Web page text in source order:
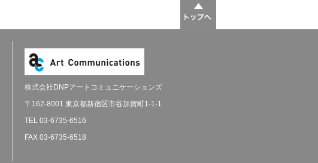
株式会社DNPアートコミュニケーションズ
〒162-8001 東京都新宿区市谷加賀町1-1-1
TEL 03-6735-6516
FAX 03-6735-6518